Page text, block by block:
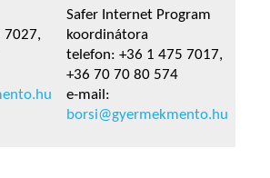
7027,
Safer Internet Program
koordinátora
telefon: +36 1 475 7017,
+36 70 70 80 574
e-mail:
borsi@gyermekmento.hu